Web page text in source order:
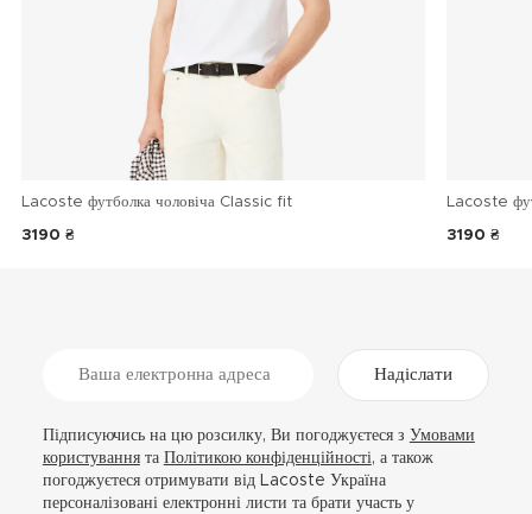
Lacoste футболка чоловіча Classic fit
3190 ₴
Lacoste
3190 ₴
Надіслати
Підписуючись на цю розсилку, Ви погоджуєтеся з Умовами
користуваннята Політикою конфіденційності, а також
погоджуєтеся отримувати від Lacoste Україна
персоналізовані електронні листи та брати участь у